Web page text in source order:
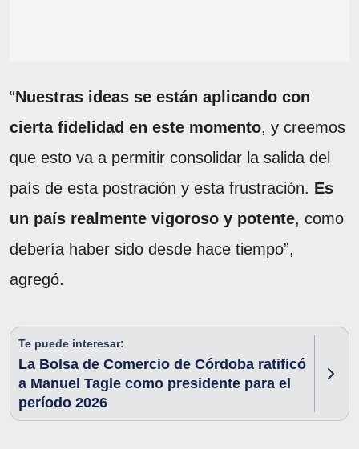
“Nuestras ideas se están aplicando con
cierta fidelidad en este momento, y creemos
que esto va a permitir consolidar la salida del
país de esta postración y esta frustración. Es
un país realmente vigoroso y potente, como
debería haber sido desde hace tiempo”,
agregó.
Te puede interesar:
La Bolsa de Comercio de Córdoba ratificó
a Manuel Tagle como presidente para el
período 2026